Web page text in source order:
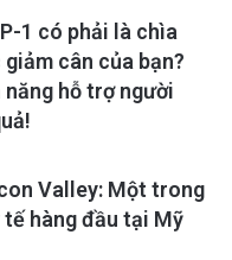
1 có phải là chìa
cân của bạn?
năng hỗ trợ người
Valley: Một trong
tế hàng đầu tại Mỹ